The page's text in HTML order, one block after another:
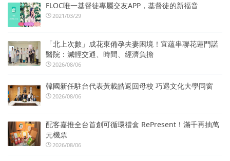
FLOC唯一基督徒專屬交友APP，基督徒的新福音
2021/03/29
「北上次數」成花東備孕夫妻困境！宜蘊串聯花蓮門諾
醫院：減輕交通、時間、經濟負擔
2026/08/06
韓國新任駐台代表黃載皓返回母校 巧遇文化大學同窗
2026/08/06
配客嘉推全台首創可循環禮盒 RePresent！滿千再抽萬
元機票
2026/08/06